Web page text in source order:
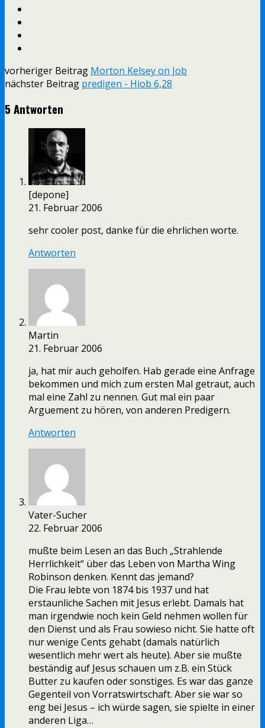
vorheriger Beitrag Morton Kelsey on Job
nächster Beitrag predigen - Hiob 6,28
5 Antworten
[depone]
21. Februar 2006
sehr cooler post, danke für die ehrlichen worte.
Antworten
Martin
21. Februar 2006
ja, hat mir auch geholfen. Hab gerade eine Anfrage
bekommen und mich zum ersten Mal getraut, auch
mal eine Zahl zu nennen. Gut mal ein paar
Arguement zu hören, von anderen Predigern.
Antworten
Vater-Sucher
22. Februar 2006
mußte beim Lesen an das Buch „Strahlende
Herrlichkeit“ über das Leben von Martha Wing
Robinson denken. Kennt das jemand?
Die Frau lebte von 1874 bis 1937 und hat
erstaunliche Sachen mit Jesus erlebt. Damals hat
man irgendwie noch kein Geld nehmen wollen für
den Dienst und als Frau sowieso nicht. Sie hatte oft
nur wenige Cents gehabt (damals natürlich
wesentlich mehr wert als heute). Aber sie mußte
beständig auf Jesus schauen um z.B. ein Stück
Butter zu kaufen oder sonstiges. Es war das ganze
Gegenteil von Vorratswirtschaft. Aber sie war so
eng bei Jesus – ich würde sagen, sie spielte in einer
anderen Liga…